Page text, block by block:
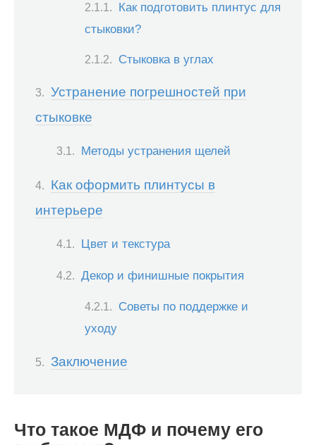
Как подготовить плинтус для
стыковки?
Стыковка в углах
Устранение погрешностей при
стыковке
Методы устранения щелей
Как оформить плинтусы в
интерьере
Цвет и текстура
Декор и финишные покрытия
Советы по поддержке и
уходу
Заключение
Что такое МДФ и почему его